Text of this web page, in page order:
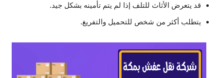
قد يتعرض الأثاث للتلف إذا لم يتم تأمينه بشكل جيد.
يتطلب أكثر من شخص للتحميل والتفريغ.